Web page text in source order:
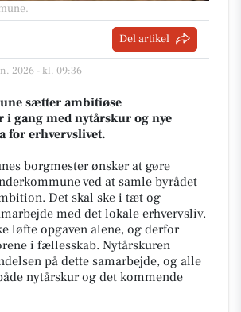
.
Del artikel
2026 - kl. 09:36
sætter ambitiøse
i gang med nytårskur og nye
for erhvervslivet.
borgmester ønsker at gøre
ved at samle byrådet
Det skal ske i tæt og
med det lokale erhvervsliv.
løfte opgaven alene, og derfor
i fællesskab. Nytårskuren
på dette samarbejde, og alle
nytårskur og det kommende